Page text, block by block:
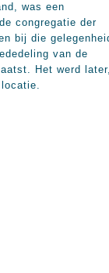
was een
congregatie der
bij die
van de
Het werd